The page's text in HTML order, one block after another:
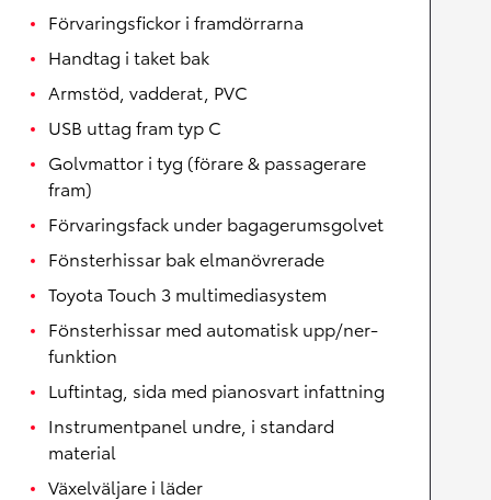
Förvaringsfickor i framdörrarna
Handtag i taket bak
Armstöd, vadderat, PVC
USB uttag fram typ C
Golvmattor i tyg (förare & passagerare
fram)
Förvaringsfack under bagagerumsgolvet
Fönsterhissar bak elmanövrerade
Toyota Touch 3 multimediasystem
Fönsterhissar med automatisk upp/ner-
funktion
Luftintag, sida med pianosvart infattning
Instrumentpanel undre, i standard
material
Växelväljare i läder